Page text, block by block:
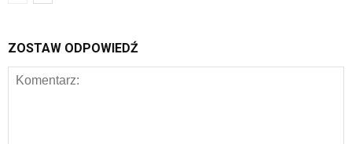
ZOSTAW ODPOWIEDŹ